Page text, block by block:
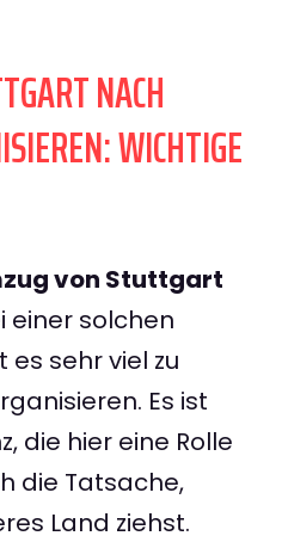
NACH
WICHTIGE
von Stuttgart
einer solchen
sehr viel zu
Es ist
die hier eine Rolle
die Tatsache,
Land ziehst.